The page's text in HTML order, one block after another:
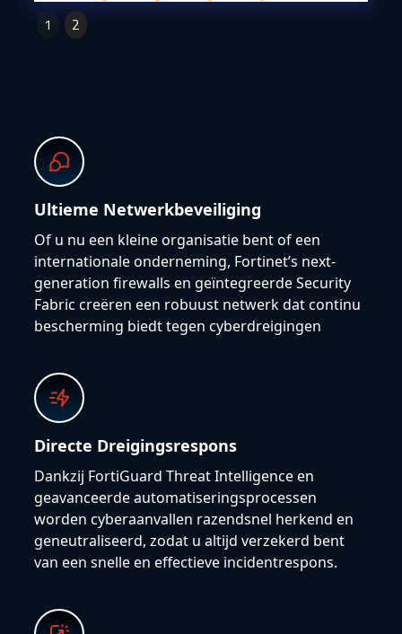
Slide 2 of 2.
1 2
Ultieme Netwerkbeveiliging
Of u nu een kleine organisatie bent of een
internationale onderneming, Fortinet’s next-
generation firewalls en geïntegreerde Security
Fabric creëren een robuust netwerk dat continu
bescherming biedt tegen cyberdreigingen
Directe Dreigingsrespons
Dankzij FortiGuard Threat Intelligence en
geavanceerde automatiseringsprocessen
worden cyberaanvallen razendsnel herkend en
geneutraliseerd, zodat u altijd verzekerd bent
van een snelle en effectieve incidentrespons.